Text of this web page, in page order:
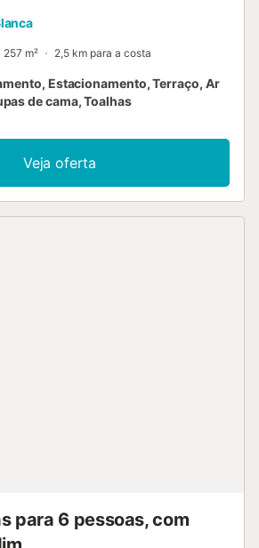
257 m² 2,5 km para a costa
Estacionamento, Terraço, Ar
de cama, Toalhas
Veja oferta
para 6 pessoas, com